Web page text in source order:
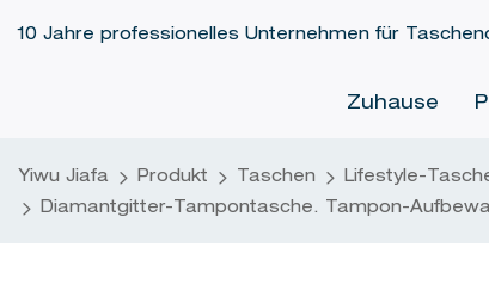
10 Jahre professionelles Unternehmen für
Zuhause
Yiwu Jiafa Produkt Taschen Lifestyle-
Diamantgitter-Tampontasche. Tampon-